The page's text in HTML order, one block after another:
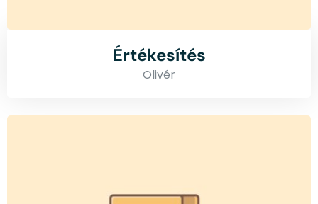
Értékesítés
Olivér